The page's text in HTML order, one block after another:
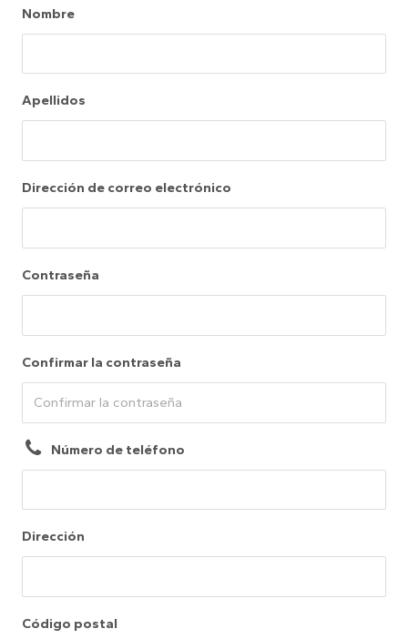
¿Quiénes somos?
Nuestros productos
Contacto
Nombre
Apellidos
Dirección de correo electrónico
Contraseña
Confirmar la contraseña
Número de teléfono
Dirección
Código postal